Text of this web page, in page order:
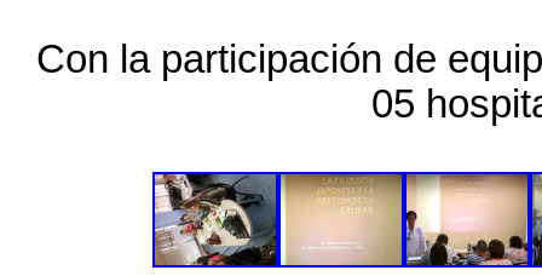
Con la participación de
05